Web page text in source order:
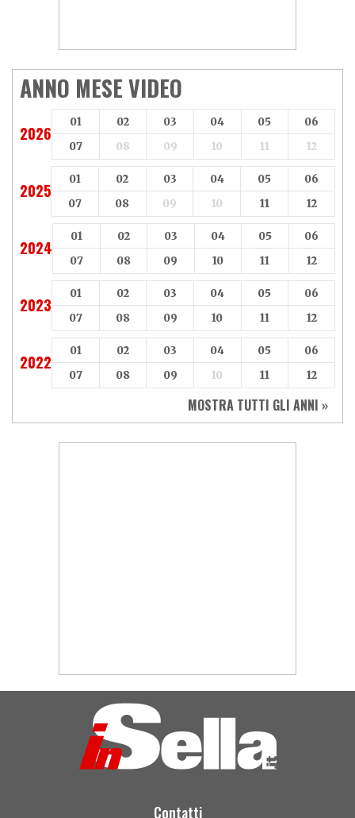
ANNO MESE VIDEO
2026
01 02 03 04 05
06
07
08 09 10 11 12
2025
01 02 03 04 05
06
07
08 09 10 11 12
2024
01 02 03 04 05
06
07
08 09 10 11 12
2023
01 02 03 04 05
06
07
08 09 10 11 12
2022
01 02 03 04 05
06
07
08 09 10 11 12
MOSTRA TUTTI GLI ANNI »
Contatti